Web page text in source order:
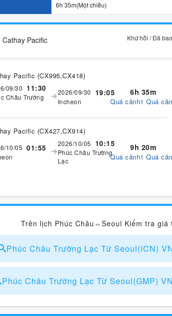
6h 35m(Một chiều)
Cathay Pacific
Khứ hồi / Đã
Pacific (CX995,CX418)
09/30 11:30
Châu Trường
2026/09/30 19:05
Incheon
6h 35m
Quá cảnh1 Quá
Pacific (CX427,CX914)
10/05 01:55 2026/10/05 10:15
Phúc Châu Trường
Lạc
9h 20m
Quá cảnh1 Quá
Trên lịch Phúc Châu⇔Seoul Kiểm tra giá
Phúc Châu Trường Lạc Từ Seoul(ICN)
Phúc Châu Trường Lạc Từ Seoul(GMP)